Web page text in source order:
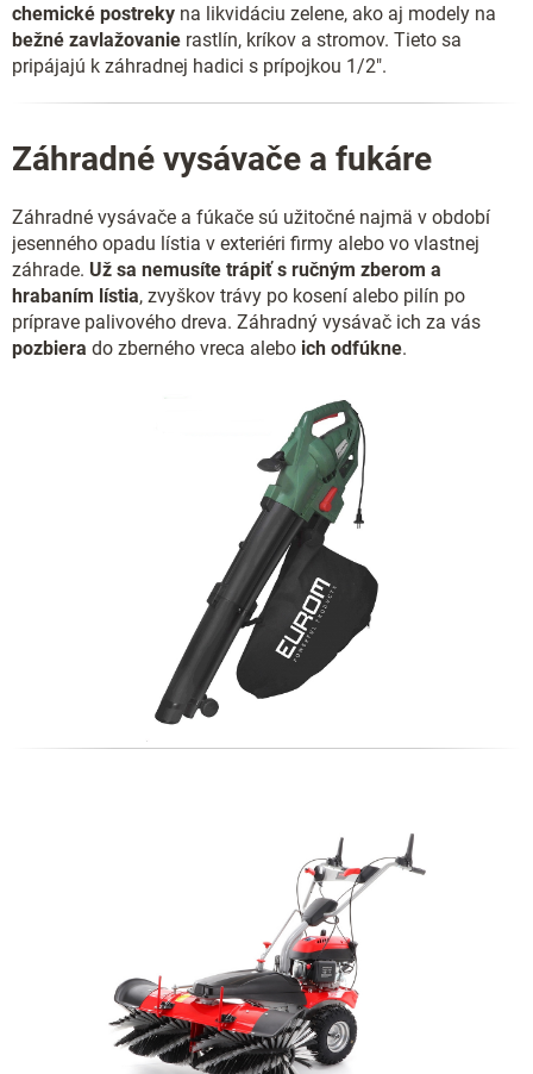
chemické postreky na likvidáciu zelene, ako aj modely na
bežné zavlažovanie rastlín, kríkov a stromov. Tieto sa
pripájajú k záhradnej hadici s prípojkou 1/2".
Záhradné vysávače a fukáre
Záhradné vysávače a fúkače sú užitočné najmä v období
jesenného opadu lístia v exteriéri firmy alebo vo vlastnej
záhrade. Už sa nemusíte trápiť s ručným zberom a
hrabaním lístia, zvyškov trávy po kosení alebo pilín po
príprave palivového dreva. Záhradný vysávač ich za vás
pozbiera do zberného vreca alebo ich odfúkne.